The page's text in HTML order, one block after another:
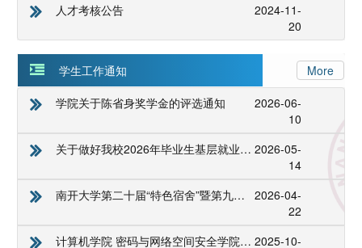
人才考核公告
2024-11-
20
学生工作通知
More
学院关于陈省身奖学金的评选通知
2026-06-
10
关于做好我校2026年毕业生基层就业学费补偿国家助学贷款代偿工作的通知 2026-05-
14
南开大学第二十届“特色宿舍”暨第九届“文明宿舍”评选的报名通知
2026-04-
22
计算机学院 密码与网络空间安全学院关于陈省身奖学金的评选通知 2025-10-